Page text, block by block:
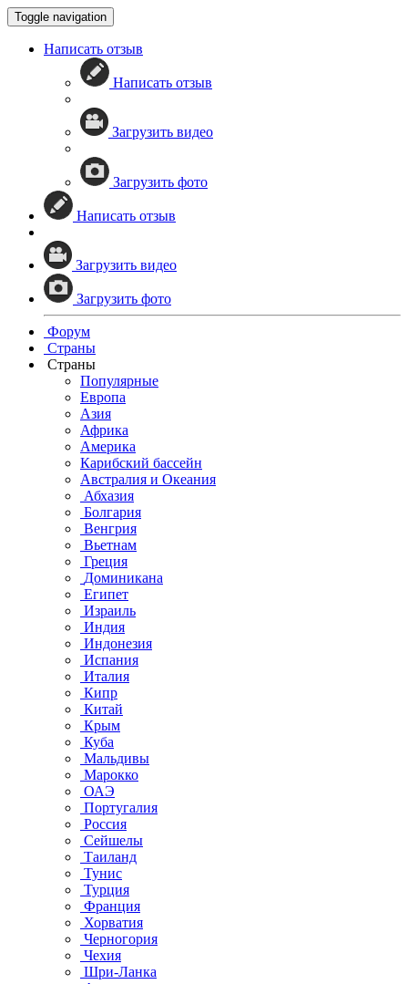
Toggle navigation
Написать отзыв
Написать отзыв
Загрузить видео
Загрузить фото
Написать отзыв
Загрузить видео
Загрузить фото
Форум
Страны
Страны
Популярные
Европа
Азия
Африка
Америка
Карибский бассейн
Австралия и Океания
Абхазия
Болгария
Венгрия
Вьетнам
Греция
Доминикана
Египет
Израиль
Индия
Индонезия
Испания
Италия
Кипр
Китай
Крым
Куба
Мальдивы
Марокко
ОАЭ
Португалия
Россия
Сейшелы
Таиланд
Тунис
Турция
Франция
Хорватия
Черногория
Чехия
Шри-Ланка